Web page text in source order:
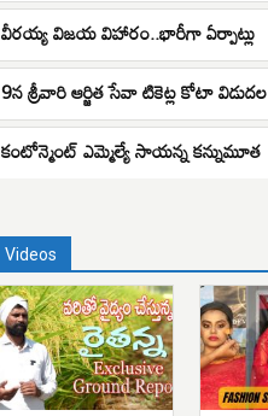
వీరయ్య విజయ విహారం..భారీగా ఏర్పాట్లు
9న శ్రీవారి ఆర్జిత సేవా టికెట్ల కోటా విడుదల
కంటోన్మెంట్ ఎమ్మెల్యే సాయన్న కన్నుమూత
Videos